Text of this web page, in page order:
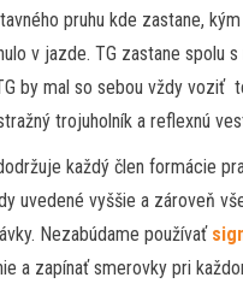
pruhu kde zastane,
v jazde. TG zastane spolu
by mal so sebou vždy voziť
trojuholník a reflexnú
každý člen formácie
uvedené vyššie a zároveň
Nezabúdame používať
a zapínať smerovky pri